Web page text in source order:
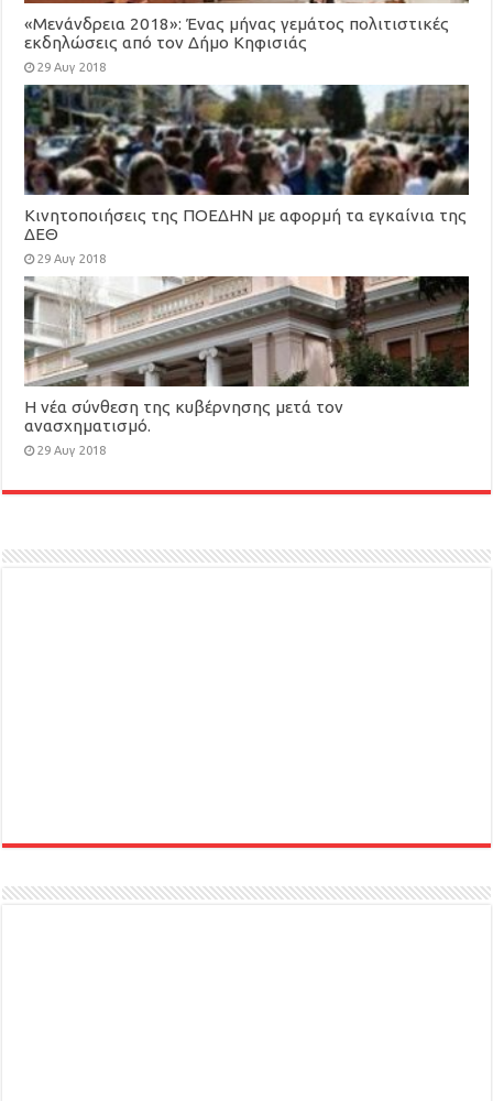
«Μενάνδρεια 2018»: Ένας μήνας γεμάτος πολιτιστικές
εκδηλώσεις από τον Δήμο Κηφισιάς
29 Αυγ 2018
Κινητοποιήσεις της ΠΟΕΔΗΝ με αφορμή τα εγκαίνια της
ΔΕΘ
29 Αυγ 2018
Η νέα σύνθεση της κυβέρνησης μετά τον
ανασχηματισμό.
29 Αυγ 2018